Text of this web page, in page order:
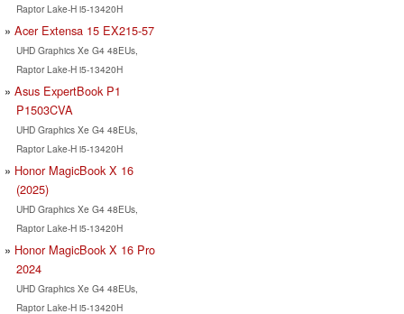
Raptor Lake-H i5-13420H
Acer Extensa 15 EX215-57
UHD Graphics Xe G4 48EUs,
Raptor Lake-H i5-13420H
Asus ExpertBook P1
P1503CVA
UHD Graphics Xe G4 48EUs,
Raptor Lake-H i5-13420H
Honor MagicBook X 16
(2025)
UHD Graphics Xe G4 48EUs,
Raptor Lake-H i5-13420H
Honor MagicBook X 16 Pro
2024
UHD Graphics Xe G4 48EUs,
Raptor Lake-H i5-13420H